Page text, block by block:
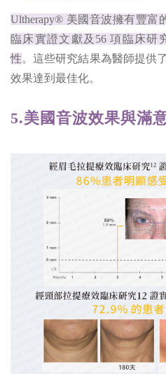
Ultherapy® 美國音波擁有豐富
臨床實證文獻及56 項臨床研
性。這些研究結果為醫師提供
效果達到最佳化。
5.美國音波效果與滿